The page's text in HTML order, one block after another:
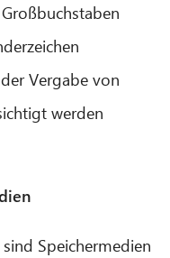
Vergabe von
werden
Speichermedien